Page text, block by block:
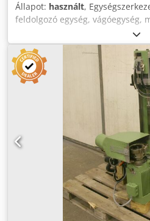
Állapot: használt,
feldolgozó egység, vágóegység,
egység, hézagoló maróegység,
profilozó, élmegmunkáló gép,
maró motor élmegmunkáló
árengedmény, horony és profil -
oldalról -maróegység: forgatható
Power kW -Feszültség: voltok -
fordulat / perc -Más motorok
raktáron egy kiegészítő töltés -
-Súly: 80 kg Csdpfx Amjb R